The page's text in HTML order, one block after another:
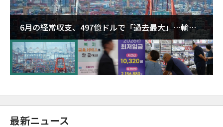
6月の経常収支、497億ドルで「過去最大」…輸出
が初の1000億ドル突破
最新ニュース